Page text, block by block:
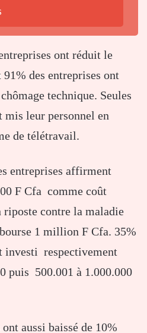
ont réduit le
des entreprises ont
technique. Seules
mis leur personnel en
de télétravail.
entreprises affirment
F Cfa comme coût
riposte contre la maladie
1 million F Cfa. 35%
investi respectivement
puis 500.001 à 1.000.000
aussi baissé de 10%